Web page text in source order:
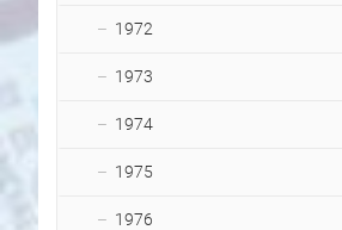
1972
1973
1974
1975
1976